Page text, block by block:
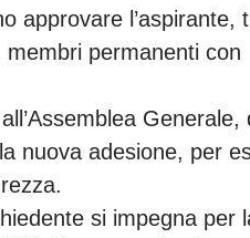
approvare l’aspirante,
permanenti con
Generale,
nuova adesione, per
si impegna per